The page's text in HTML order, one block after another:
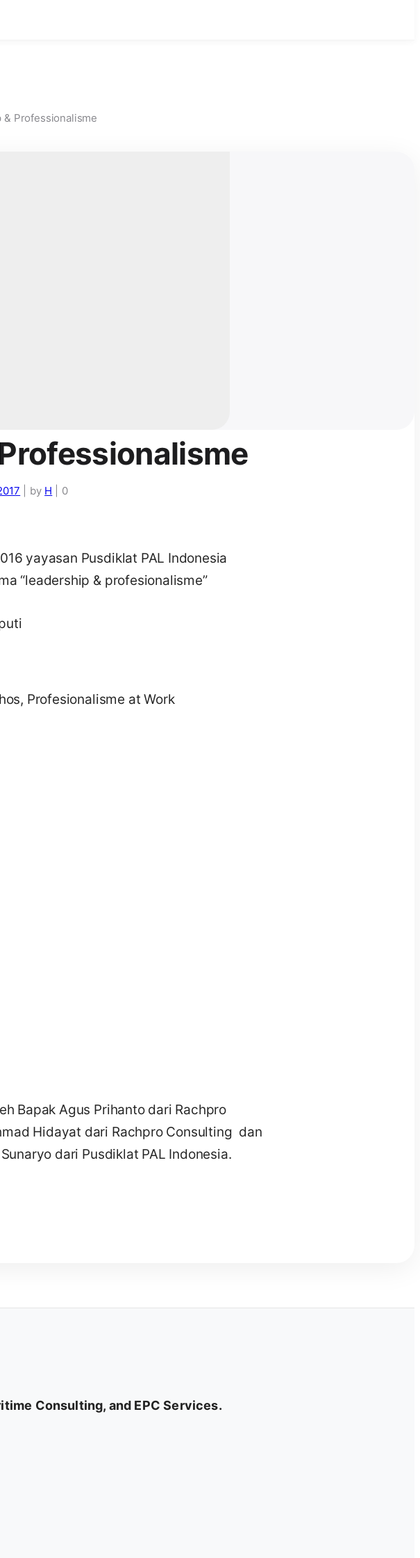
& Professionalisme
by H 0
yayasan Pusdiklat PAL Indonesia
“leadership & profesionalisme”
Profesionalisme at Work
Bapak Agus Prihanto dari Rachpro
Hidayat dari Rachpro Consulting dan
dari Pusdiklat PAL Indonesia.
Consulting, and EPC Services.